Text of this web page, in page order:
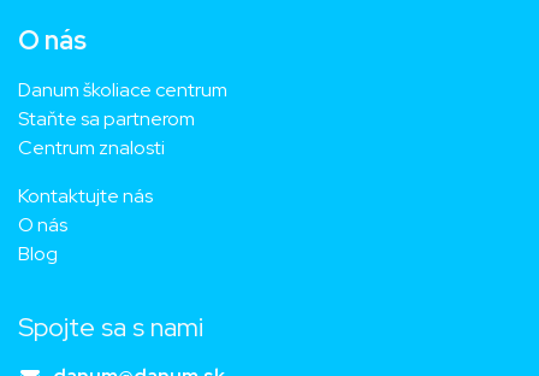
O nás
Danum školiace centrum
Staňte sa partnerom
Centrum znalosti
Kontaktujte nás
O nás
Blog
Spojte sa s nami